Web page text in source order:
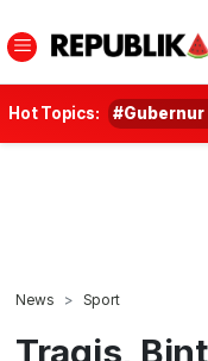
Hot Topics: #Gubernur
News Sport
Tragis,